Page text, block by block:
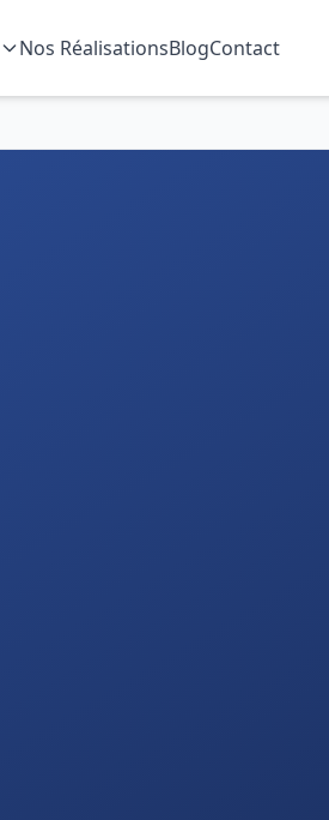
Nos RéalisationsBlogContact